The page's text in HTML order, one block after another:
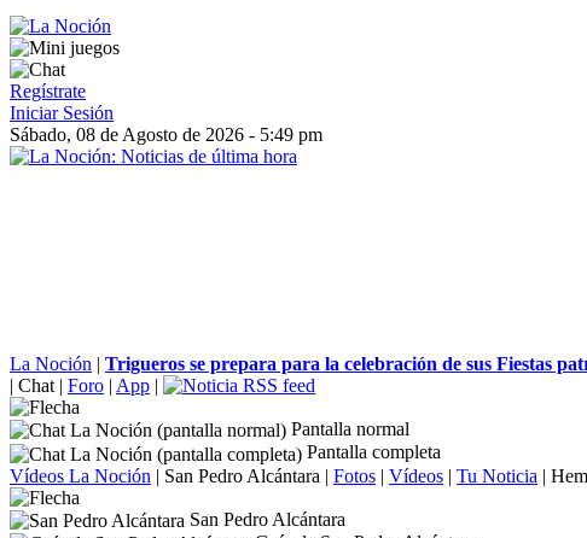
Regístrate
Iniciar Sesión
Sábado, 08 de Agosto de 2026 - 5:49 pm
La Noción | Trigueros se prepara para la celebración de sus Fiestas
| Chat | Foro | App |
Pantalla normal
Pantalla completa
Vídeos La Noción | San Pedro Alcántara | Fotos | Vídeos | Tu Noticia |
San Pedro Alcántara